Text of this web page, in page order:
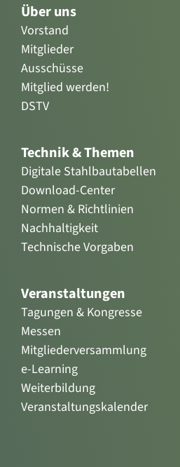
Über uns
Vorstand
Mitglieder
Ausschüsse
Mitglied werden!
DSTV
Technik & Themen
Digitale Stahlbautabellen
Download-Center
Normen & Richtlinien
Nachhaltigkeit
Technische Vorgaben
Veranstaltungen
Tagungen & Kongresse
Messen
Mitgliederversammlung
e-Learning
Weiterbildung
Veranstaltungskalender